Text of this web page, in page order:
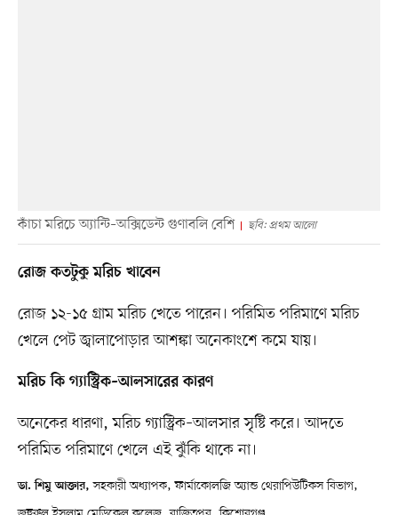
কাঁচা মরিচে অ্যান্টি–অক্সিডেন্ট গুণাবলি বেশি ছবি: প্রথম আলো
রোজ কতটুকু মরিচ খাবেন
রোজ ১২-১৫ গ্রাম মরিচ খেতে পারেন। পরিমিত পরিমাণে মরিচ
খেলে পেট জ্বালাপোড়ার আশঙ্কা অনেকাংশে কমে যায়।
মরিচ কি গ্যাস্ট্রিক–আলসারের কারণ
অনেকের ধারণা, মরিচ গ্যাস্ট্রিক–আলসার সৃষ্টি করে। আদতে
পরিমিত পরিমাণে খেলে এই ঝুঁকি থাকে না।
ডা. শিমু আক্তার, সহকারী অধ্যাপক, ফার্মাকোলজি অ্যান্ড থেরাপিউটিকস বিভাগ,